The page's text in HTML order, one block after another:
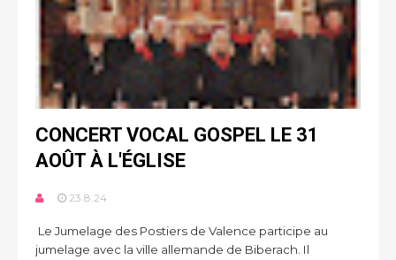
CONCERT VOCAL GOSPEL LE 31
AOÛT À L'ÉGLISE
23.8.24
Le Jumelage des Postiers de Valence participe au
jumelage avec la ville allemande de Biberach. Il